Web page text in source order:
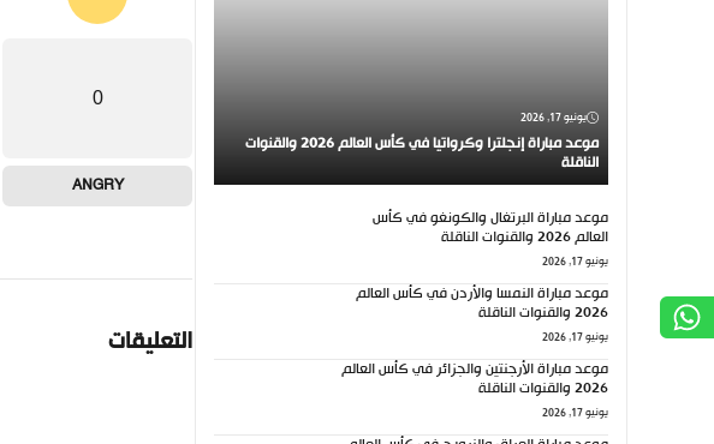
0
ANGRY
التعليقات
يونيو 17, 2026
موعد مباراة إنجلترا وكرواتيا في كأس العالم 2026 والقنوات
الناقلة
موعد مباراة البرتغال والكونغو في كأس
العالم 2026 والقنوات الناقلة
يونيو 17, 2026
موعد مباراة النمسا والأردن في كأس العالم
2026 والقنوات الناقلة
يونيو 17, 2026
موعد مباراة الأرجنتين والجزائر في كأس العالم
2026 والقنوات الناقلة
يونيو 17, 2026